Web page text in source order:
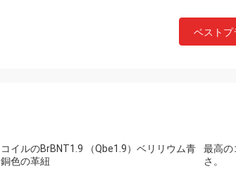
ベストプ
コイルのBrBNT1.9 （Qbe1.9）ベリリウム青
銅色の革紐
最高の
さ。